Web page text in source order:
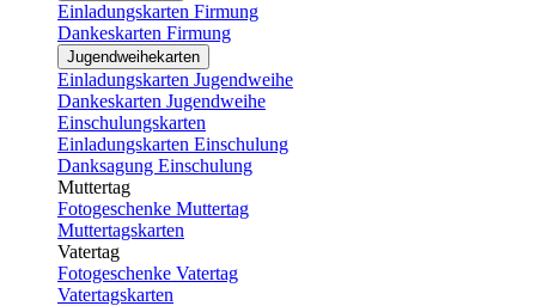
Einladungskarten Firmung
Dankeskarten Firmung
Jugendweihekarten
Einladungskarten Jugendweihe
Dankeskarten Jugendweihe
Einschulungskarten
Einladungskarten Einschulung
Danksagung Einschulung
Muttertag
Fotogeschenke Muttertag
Muttertagskarten
Vatertag
Fotogeschenke Vatertag
Vatertagskarten